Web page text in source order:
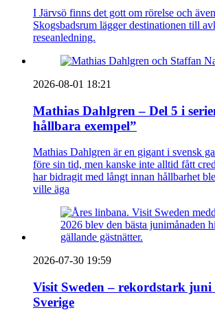
I Järvsö finns det gott om rörelse och
Skogsbadsrum lägger destinationen till
reseanledning.
2026-08-01 18:21
Mathias Dahlgren – Del 5 i
hållbara exempel”
Mathias Dahlgren är en gigant i svensk
före sin tid, men kanske inte alltid fått
har bidragit med långt innan hållbarhet
ville äga
2026-07-30 19:59
Visit Sweden – rekordstark
Sverige